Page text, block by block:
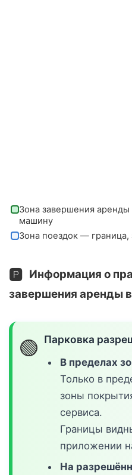
Зона завершения
машину
Зона поездок — граница,
🅿️ Информация о
завершения аренды
🟢 Парковка
В пределах
Только в
зоны
сервиса.
Границы
приложении
На